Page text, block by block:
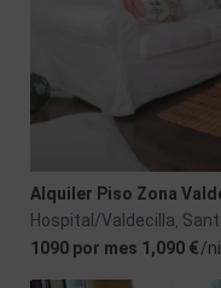
Alquiler Piso Zona
Hospital/Valdecilla,
1090 por mes 1,090 €/